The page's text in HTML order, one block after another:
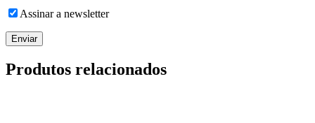
Assinar a newsletter
Produtos relacionados